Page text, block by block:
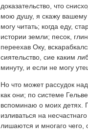
доказательство, что
мою душу, я скажу вашему
могу читать; когда еду,
истории земли; песок,
переехав Оку,
сиятельство, сие каким
минуту, и если не могу
Но что может рассудок
как они; по системе
вспоминаю о моих детях.
изливаться на
лишаются и многаго